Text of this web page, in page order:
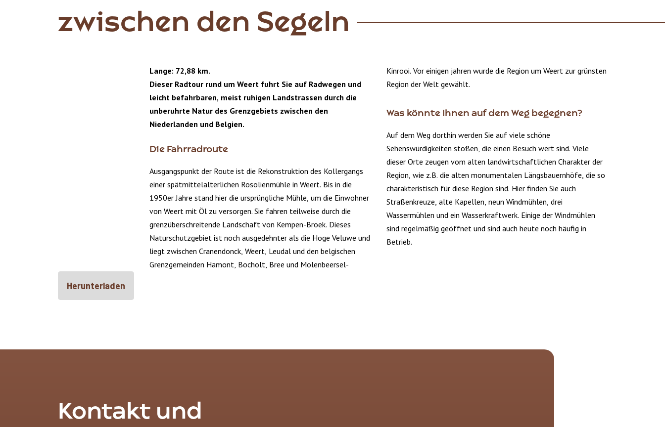
zwischen den Segeln
Lange: 72,88 km.
Dieser Radtour rund um Weert fuhrt Sie auf Radwegen und
leicht befahrbaren, meist ruhigen Landstrassen durch die
unberuhrte Natur des Grenzgebiets zwischen den
Niederlanden und Belgien.
Die Fahrradroute
Ausgangspunkt der Route ist die Rekonstruktion des Kollergangs
einer spätmittelalterlichen Rosolienmühle in Weert. Bis in die
1950er Jahre stand hier die ursprüngliche Mühle, um die Einwohner
von Weert mit Öl zu versorgen. Sie fahren teilweise durch die
grenzüberschreitende Landschaft von Kempen-Broek. Dieses
Naturschutzgebiet ist noch ausgedehnter als die Hoge Veluwe und
liegt zwischen Cranendonck, Weert, Leudal und den belgischen
Grenzgemeinden Hamont, Bocholt, Bree und Molenbeersel-
Kinrooi. Vor einigen jahren wurde die Region um Weert zur grünsten
Region der Welt gewählt.
Was könnte Ihnen auf dem Weg begegnen?
Auf dem Weg dorthin werden Sie auf viele schöne
Sehenswürdigkeiten stoßen, die einen Besuch wert sind. Viele
dieser Orte zeugen vom alten landwirtschaftlichen Charakter der
Region, wie z.B. die alten monumentalen Längsbauernhöfe, die so
charakteristisch für diese Region sind. Hier finden Sie auch
Straßenkreuze, alte Kapellen, neun Windmühlen, drei
Wassermühlen und ein Wasserkraftwerk. Einige der Windmühlen
sind regelmäßig geöffnet und sind auch heute noch häufig in
Betrieb.
Herunterladen
Kontakt und